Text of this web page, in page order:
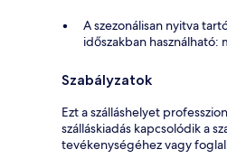
A szezonálisan nyitva
időszakban használható:
Szabályzatok
Ezt a szálláshelyet
szálláskiadás kapcsolódik a
tevékenységéhez vagy